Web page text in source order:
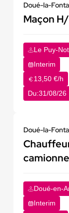
Doué-la-
Maçon
Le Puy-
Interim
13,50 €/h
Du:31/08/26
Doué-la-
Doué-en-
Interim